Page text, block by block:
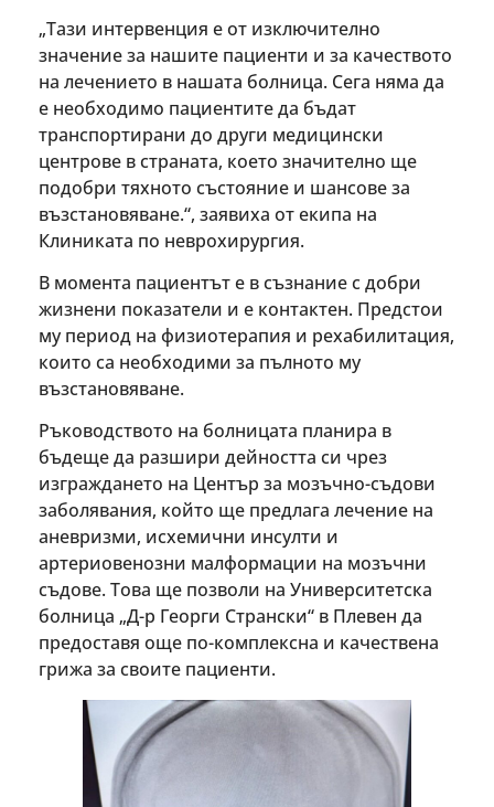
„Тази интервенция е от изключително
значение за нашите пациенти и за качеството
на лечението в нашата болница. Сега няма да
е необходимо пациентите да бъдат
транспортирани до други медицински
центрове в страната, което значително ще
подобри тяхното състояние и шансове за
възстановяване.“, заявиха от екипа на
Клиниката по неврохирургия.
В момента пациентът е в съзнание с добри
жизнени показатели и е контактен. Предстои
му период на физиотерапия и рехабилитация,
които са необходими за пълното му
възстановяване.
Ръководството на болницата планира в
бъдеще да разшири дейността си чрез
изграждането на Център за мозъчно-съдови
заболявания, който ще предлага лечение на
аневризми, исхемични инсулти и
артериовенозни малформации на мозъчни
съдове. Това ще позволи на Университетска
болница „Д-р Георги Странски“ в Плевен да
предоставя още по-комплексна и качествена
грижа за своите пациенти.